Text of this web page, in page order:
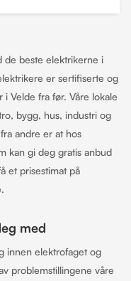
de beste elektrikerne i
er sertifiserte og
Velde fra før. Våre lokale
bygg, hus, industri og
andre er at hos
kan gi deg gratis anbud
et prisestimat på
med
innen elektrofaget og
problemstillingene våre